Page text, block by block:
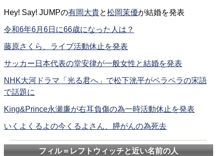
Hey! Say! JUMPの有岡大貴と松岡茉優が結婚を発表
令和6年6月6日に66歳になった人は？
藤原さくら、ライブ活動休止を発表
サッカー日本代表の堂安律が一般女性と結婚を発表
NHK大河ドラマ「光る君へ」で松下洸平がペラペラの宋語
で話題に
King&Prince永瀬廉が右耳負傷の為一時活動休止を発表
いくよくるよの今くるよさん、膵がんの為死去
フィル＝レフトウィッチと近い名前の人